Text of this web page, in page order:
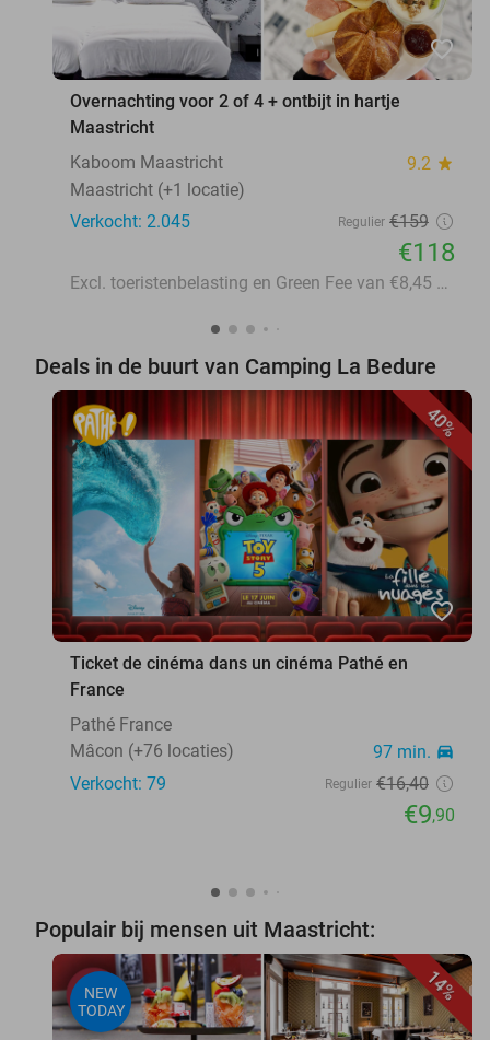
favorite_border
Overnachting voor 2 of 4 + ontbijt in hartje
Maastricht
Kaboom Maastricht
9.2 star
Maastricht (+1 locatie)
Verkocht: 2.045
Regulier €159
€118
Excl. toeristenbelasting en Green Fee van €8,45 p.p.p.n.
Deals in de buurt van Camping La Bedure
40%
favorite_border
Ticket de cinéma dans un cinéma Pathé en
France
Pathé France
Mâcon (+76 locaties)
97 min. directions_car
Verkocht: 79 Regulier €16,40
€9,90
Populair bij mensen uit Maastricht:
14%
NEW
TODAY